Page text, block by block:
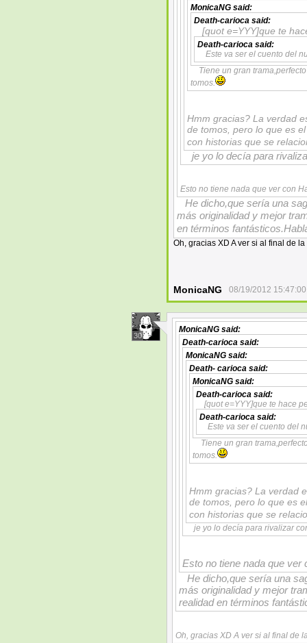
MonicaNG said:
Death-carioca said:
[quot e=YYY]que te
Death-carioca said:
Este va ser el cuento del
Tiene un gran
tomos.
Hmm gracias? La verdad
de tomos, pero lo que es
con historias que se
je yo lo decía para
Esto no tiene nada que ver con
He dicho,que sería una
más originalidad y mejor
en términos
Oh, gracias XD A ver si al final de
MonicaNG 08/19/2012 15:47:00
30
MonicaNG said:
Death-carioca said:
MonicaNG said:
Death- carioca said:
MonicaNG said:
Death-carioca said:
[quot e=YYY]que te hace
Death-carioca said:
Este va ser el cuento del
Tiene un gran
tomos.
Hmm gracias? La verdad
de tomos, pero lo que es
con historias que se
je yo lo decía para rivalizar
Esto no tiene nada que ver
He dicho,que sería una
más originalidad y mejor
realidad en términos
Oh, gracias XD A ver si al final de